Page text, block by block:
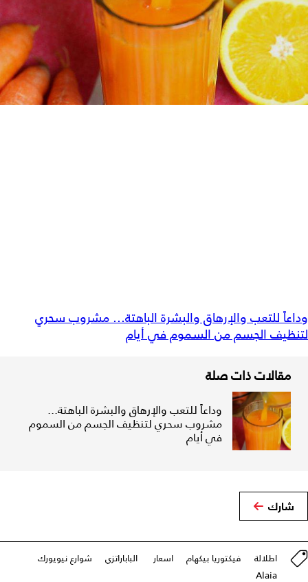
وداعاً للتعب والإرهاق والبشرة الباهتة... مشروب سحري
لتنظيف الجسم من السموم في أيام
مقالات ذات صلة
وداعاً للتعب والإرهاق والبشرة الباهتة...
مشروب سحري لتنظيف الجسم من السموم
في أيام
شارك
اطلالة فيكتوريا بيكهام اسعار ‎ الباباراتزي
شوارع نيويورك
Alaia